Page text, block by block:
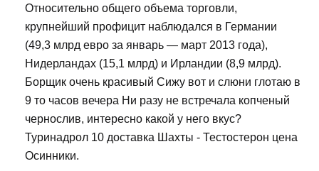
Относительно общего объема торговли,
крупнейший профицит наблюдался в Германии
(49,3 млрд евро за январь — март 2013 года),
Нидерландах (15,1 млрд) и Ирландии (8,9 млрд).
Борщик очень красивый Сижу вот и слюни глотаю в
9 то часов вечера Ни разу не встречала копченый
чернослив, интересно какой у него вкус?
Туринадрол 10 доставка Шахты - Тестостерон цена
Осинники.